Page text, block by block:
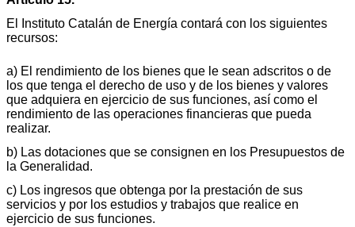
El Instituto Catalán de Energía contará con los siguientes
recursos:
a) El rendimiento de los bienes que le sean adscritos o de
los que tenga el derecho de uso y de los bienes y valores
que adquiera en ejercicio de sus funciones, así como el
rendimiento de las operaciones financieras que pueda
realizar.
b) Las dotaciones que se consignen en los Presupuestos de
la Generalidad.
c) Los ingresos que obtenga por la prestación de sus
servicios y por los estudios y trabajos que realice en
ejercicio de sus funciones.